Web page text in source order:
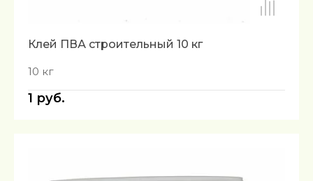
Клей ПВА строительный 10 кг
10 кг
1 руб.